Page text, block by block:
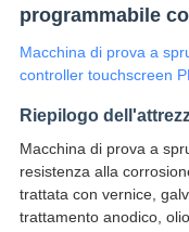
programmabile
Macchina di prova a
controller touchscreen
Riepilogo
Macchina di prova a
resistenza alla
trattata con vernice,
trattamento anodico,